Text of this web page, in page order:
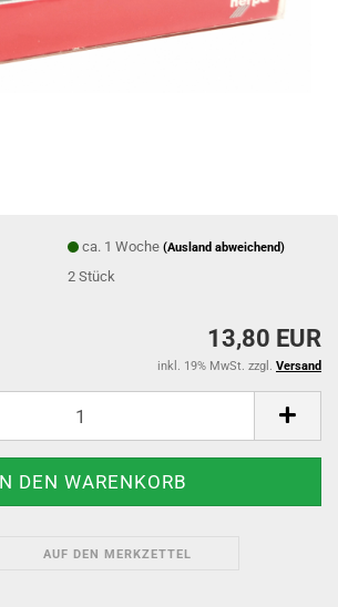
ca. 1 Woche(Ausland abweichend)
2Stück
13,80 EUR
inkl. 19% MwSt. zzgl. Versand
AUF DEN MERKZETTEL